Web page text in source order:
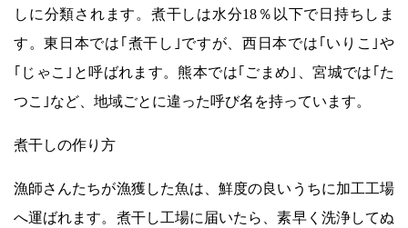
しに分類されます。煮干しは水分18％以下で日持ちしま
す。東日本では｢煮干し｣ですが、西日本では｢いりこ｣や
｢じゃこ｣と呼ばれます。熊本では｢ごまめ｣、宮城では｢た
つこ｣など、地域ごとに違った呼び名を持っています。
煮干しの作り方
漁師さんたちが漁獲した魚は、鮮度の良いうちに加工工場
へ運ばれます。煮干し工場に届いたら、素早く洗浄してぬ